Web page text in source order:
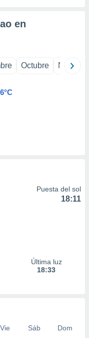
en
Octubre
Puesta del sol
18:11
Última luz
18:33
Vie Sáb
Dom